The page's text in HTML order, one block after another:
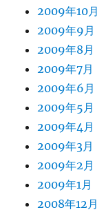
2009年10月
2009年9月
2009年8月
2009年7月
2009年6月
2009年5月
2009年4月
2009年3月
2009年2月
2009年1月
2008年12月